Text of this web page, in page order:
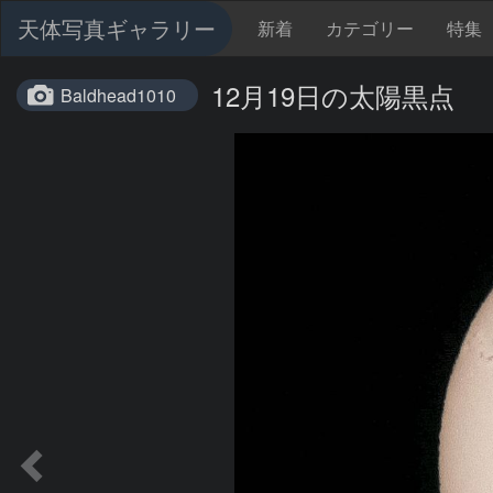
天体写真ギャラリー 新着 カテゴリー 特集
Baldhead1010 12月19日の太陽黒点